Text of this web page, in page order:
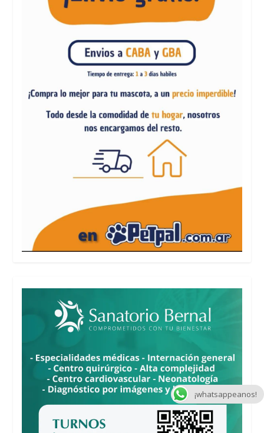
¡whatsappeanos!